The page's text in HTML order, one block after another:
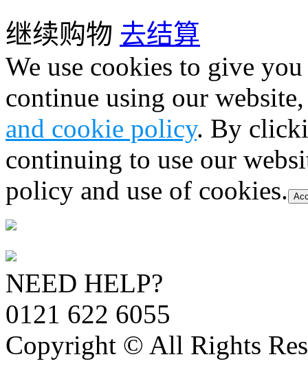
继续购物 去结算
We use cookies to give
continue using our
and cookie policy. By
continuing to use our
policy and use of cookies.
NEED HELP?
0121 622 6055
Copyright © All Rights